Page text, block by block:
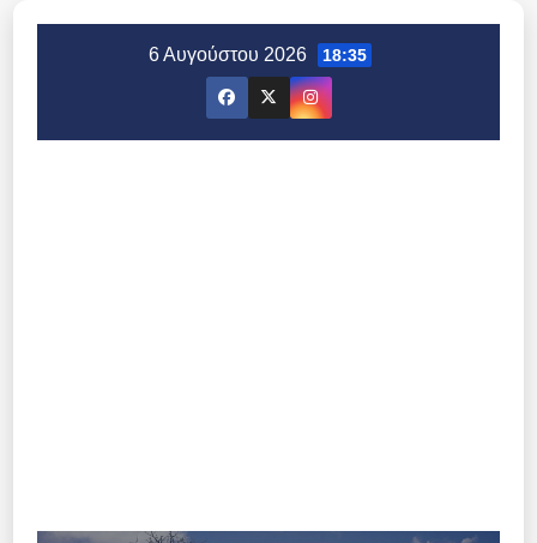
6 Αυγούστου 2026 18:35